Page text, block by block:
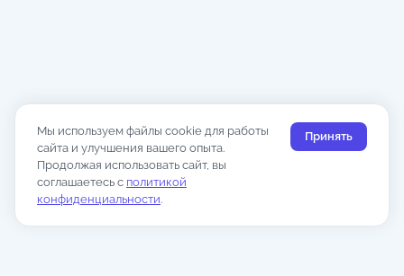
Мы используем файлы cookie для работы
сайта и улучшения вашего опыта.
Продолжая использовать сайт, вы
соглашаетесь с политикой
конфиденциальности.
Принять